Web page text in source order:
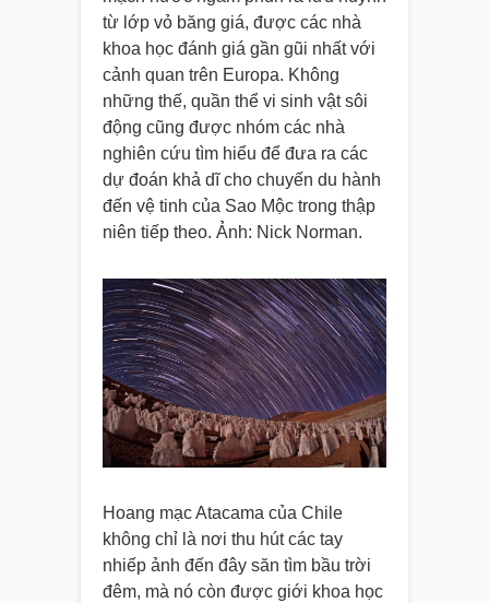
từ lớp vỏ băng giá, được các nhà
khoa học đánh giá gần gũi nhất với
cảnh quan trên Europa. Không
những thế, quần thể vi sinh vật sôi
động cũng được nhóm các nhà
nghiên cứu tìm hiểu để đưa ra các
dự đoán khả dĩ cho chuyến du hành
đến vệ tinh của Sao Mộc trong thập
niên tiếp theo. Ảnh: Nick Norman.
Hoang mạc Atacama của Chile
không chỉ là nơi thu hút các tay
nhiếp ảnh đến đây săn tìm bầu trời
đêm, mà nó còn được giới khoa học